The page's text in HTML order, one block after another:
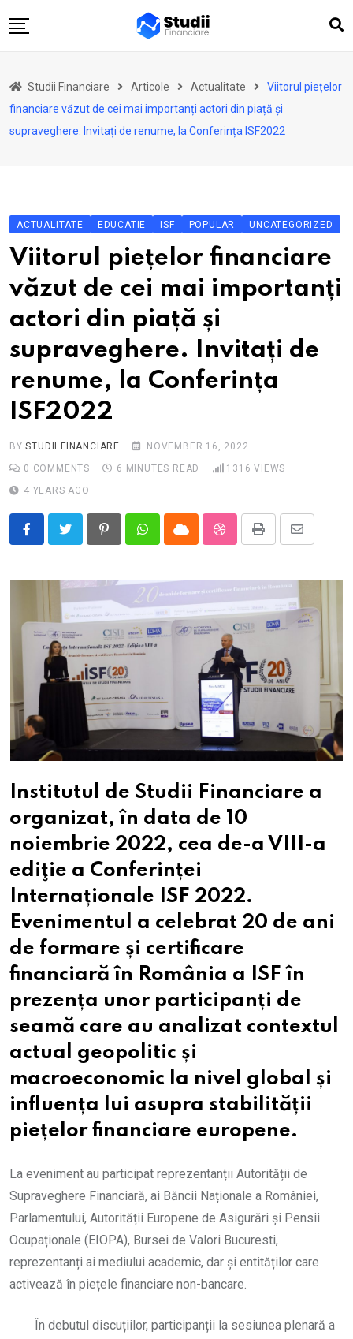
to
Actualitate
Investiții
Analize ASF
Studii Financiare Articole Actualitate
Viitorul piețelor
financiare văzut de cei mai importanți actori din piață și
supraveghere. Invitați de renume, la Conferința ISF2022
ACTUALITATE EDUCATIE ISF POPULAR UNCATEGORIZED
Viitorul piețelor financiare
văzut de cei mai importanți
actori din piață și
supraveghere. Invitați de
renume, la Conferința
ISF2022
BYSTUDII FINANCIARE
NOVEMBER 16, 2022
0 COMMENTS 6 MINUTES READ 1316 VIEWS
4 YEARS AGO
PinterestWhatsappCloud StumbleUpon
Print
Share
Email
Institutul de Studii Financiare a
organizat, în data de 10
noiembrie 2022, cea de-a VIII-a
ediţie a Conferinței
Internaționale ISF 2022.
Evenimentul a celebrat 20 de ani
de formare și certificare
financiară în România a ISF în
prezența unor participanți de
seamă care au analizat contextul
actual geopolitic și
macroeconomic la nivel global și
influența lui asupra stabilității
piețelor financiare europene.
La eveniment au participat reprezentanții Autorității de
Supraveghere Financiară, ai Băncii Naționale a României,
Parlamentului, Autorității Europene de Asigurări și Pensii
Ocupaționale (EIOPA), Bursei de Valori Bucuresti,
reprezentanți ai mediului academic, dar și entităților care
activează în piețele financiare non-bancare.
În debutul discuțiilor, participanții la sesiunea plenară a